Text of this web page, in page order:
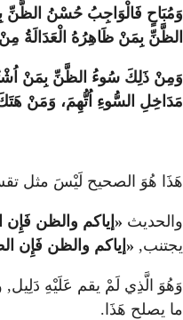
وَمُبَاحٍ فَالْوَاجِبُ حُسْنُ الظَّنِّ
الظَّنِّ بِمَنْ ظَاهِرُهُ الْعَدَالَةُ
وَمِنْ ذَلِكَ سُوءُ الظَّنِّ بِمَنْ
مَدَاخِلِ السُّوءِ اُتُّهِمَ، وَمَنْ
هَذَا هُوَ الصحيح لَيْسَ مثل
والحديث «إياكم والظن
يجتنب, «إياكم والظن فَإِن
وَهُوَ الَّذِي لَمْ يقم عَلَيْهِ
ما يصلح هَذَا.